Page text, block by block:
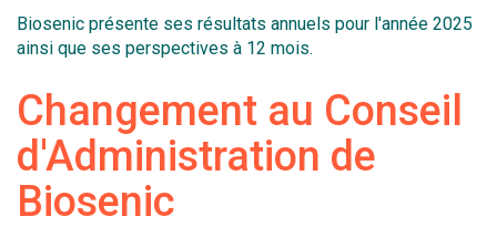
membres
du
d'administration
présente
ses
annuels
2025
Biosenic présente ses résultats annuels pour l'année 2025
ainsi que ses perspectives à 12 mois.
Changement au Conseil
d'Administration de
Biosenic